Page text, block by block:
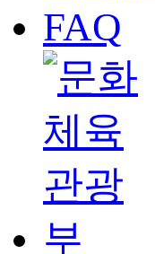
FAQ